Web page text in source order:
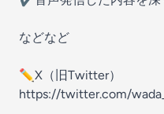
などなど
✏︎X（旧Twitter）
https://twitter.com/